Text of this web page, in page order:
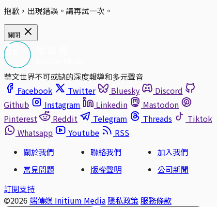
抱歉，出現錯誤。請再試一次。
關閉
華文世界不可或缺的深度報導和多元聲音
Facebook
Twitter Bluesky
Discord
Github
Instagram Linkedin
Mastodon
Pinterest
Reddit Telegram Threads
Tiktok
Whatsapp
Youtube
RSS
關於我們
聯絡我們
加入我們
常見問題
版權聲明
公司新聞
訂閱支持
©2026 端傳媒 Initium Media 隱私政策 服務條款